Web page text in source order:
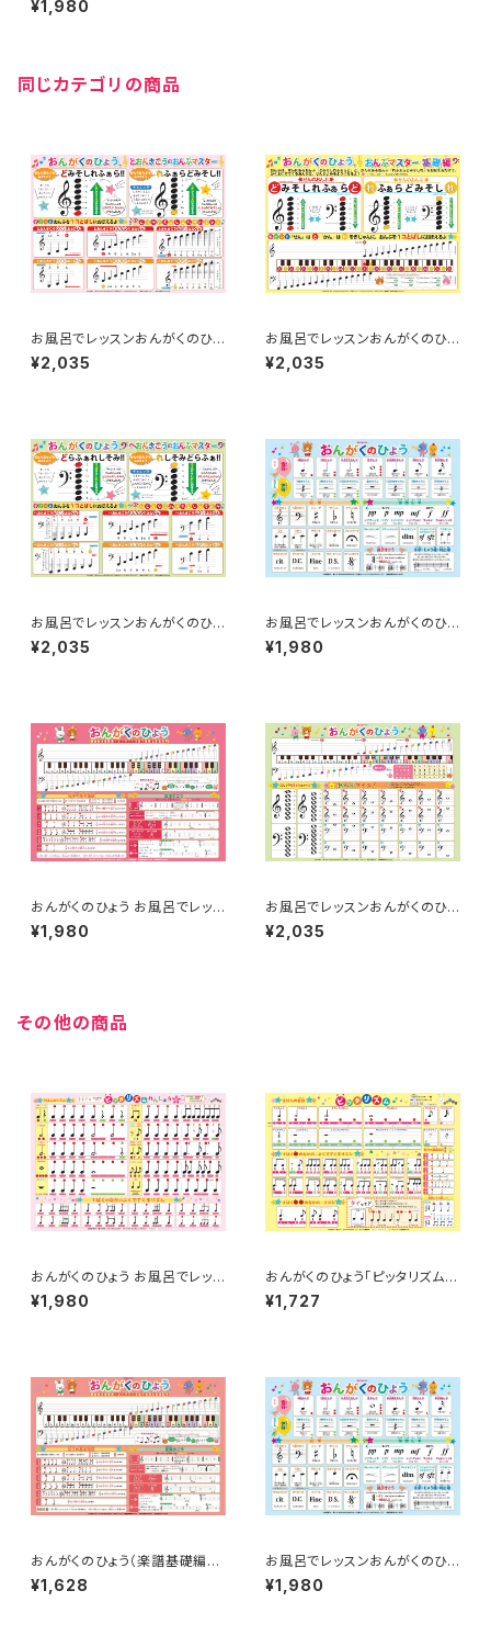
品番：AKPO-12
¥1,980
同じカテゴリの商品
お風呂でレッスンおんがくのひょ
う「ト音記号の音符マスター」
品番：AKPO-14
¥2,035
お風呂でレッスンおんがくのひょ
う「おんぷマスター基礎編」 品
番：AKPO-13
¥2,035
お風呂でレッスンおんがくのひょ
う「ヘ音記号の音符マスター」
品番：AKPO-15
¥2,035
お風呂でレッスンおんがくのひょ
う（入門編）品番：AKPO-3
¥1,980
おんがくのひょう お風呂でレッス
ン (楽譜基礎編) 品番：AKPO
-7
¥1,980
お風呂でレッスンおんがくのひょ
う「 音符の読み方編」 品番： A
KPO-9
¥2,035
その他の商品
おんがくのひょう お風呂でレッス
ン 「ピッタリズムれんしゅう１」
品番：AKPO-11
¥1,980
おんがくのひょう「ピッタリズム基
礎編 」 品番：AKPO-10
¥1,727
おんがくのひょう（楽譜基礎編）
品番：AKPO-2
¥1,628
お風呂でレッスンおんがくのひょ
う（入門編）品番：AKPO-3
¥1,980